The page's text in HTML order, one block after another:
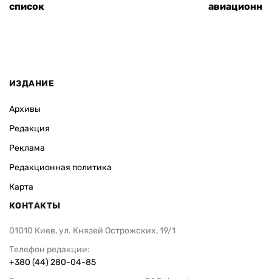
список
ИЗДАНИЕ
Архивы
Редакция
Реклама
Редакционная политика
Карта
КОНТАКТЫ
01010 Киев, ул. Князей Острожских, 19/1
Телефон редакции:
+380 (44) 280-04-85